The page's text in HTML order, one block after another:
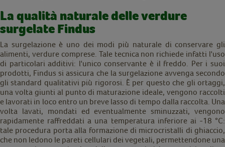
La qualità naturale delle verdure
surgelate Findus
La surgelazione è uno dei modi più naturale di conservare gli
alimenti, verdure comprese. Tale tecnica non richiede infatti l'uso
di particolari additivi: l'unico conservante è il freddo. Per i suoi
prodotti, Findus si assicura che la surgelazione avvenga secondo
gli standard qualitativi più rigorosi. È per questo che gli ortaggi,
una volta giunti al punto di maturazione ideale, vengono raccolti
e lavorati in loco entro un breve lasso di tempo dalla raccolta. Una
volta lavati, mondati ed eventualmente sminuzzati, vengono
rapidamente raffreddati a una temperatura inferiore ai -18 °C:
tale procedura porta alla formazione di microcristalli di ghiaccio,
che non ledono le pareti cellulari dei vegetali, permettendone una